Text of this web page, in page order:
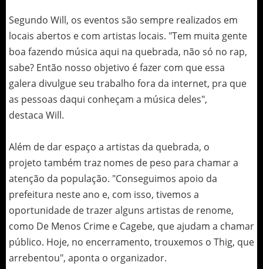
Segundo Will, os eventos são sempre realizados em
locais abertos e com artistas locais. "Tem muita gente
boa fazendo música aqui na quebrada, não só no rap,
sabe? Então nosso objetivo é fazer com que essa
galera divulgue seu trabalho fora da internet, pra que
as pessoas daqui conheçam a música deles",
destaca Will.
Além de dar espaço a artistas da quebrada, o
projeto também traz nomes de peso para chamar a
atenção da população. "Conseguimos apoio da
prefeitura neste ano e, com isso, tivemos a
oportunidade de trazer alguns artistas de renome,
como De Menos Crime e Cagebe, que ajudam a chamar
público. Hoje, no encerramento, trouxemos o Thig, que
arrebentou", aponta o organizador.